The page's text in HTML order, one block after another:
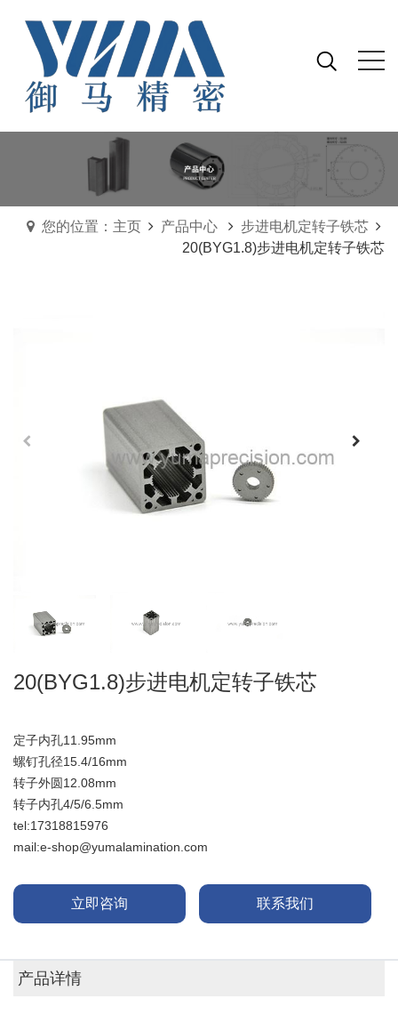
您的位置：主页 产品中心
步进电机定转子铁芯
20(BYG1.8)步进电机定转子铁芯
20(BYG1.8)步进电机定转子铁芯
定子内孔11.95mm
螺钉孔径15.4/16mm
转子外圆12.08mm
转子内孔4/5/6.5mm
tel:17318815976
mail:e-shop@yumalamination.com
立即咨询 联系我们
产品详情